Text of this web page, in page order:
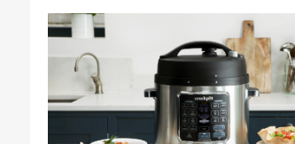
V
ý
p
s
č